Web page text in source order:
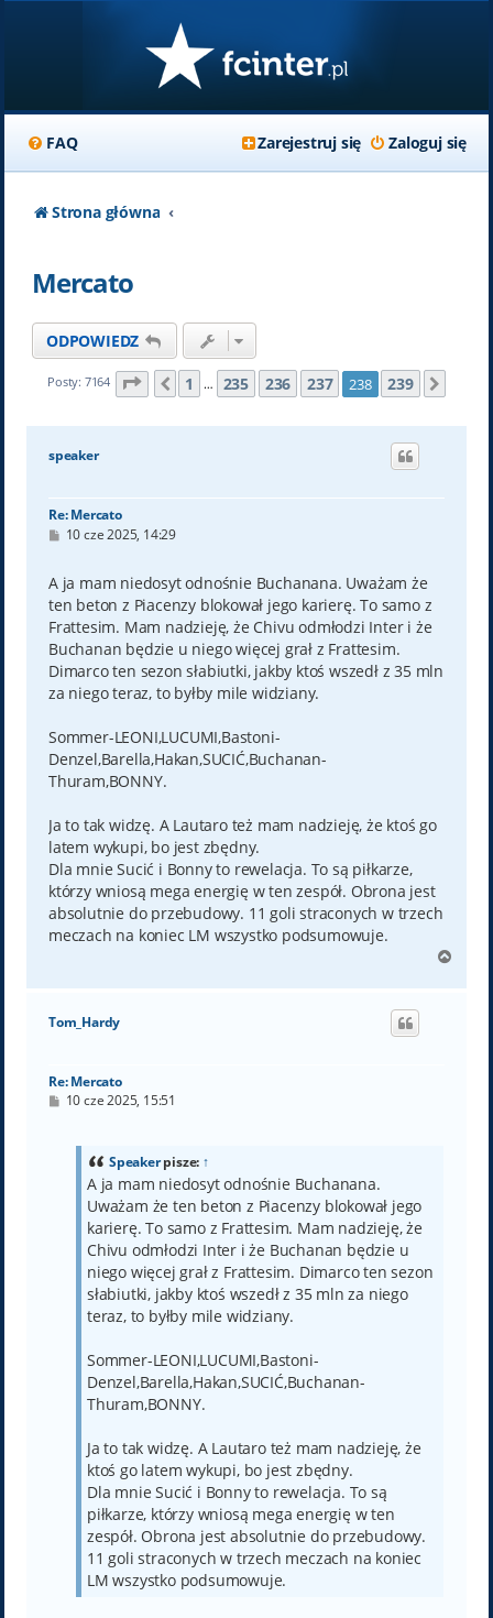
FAQ Zaloguj się
Zarejestruj się
Strona główna
Mercato
ODPOWIEDZ
Posty: 7164 Strona 238 z239
Poprzednia
1 … 235 236 237 238 239
speaker
Re: Mercato
P
t
10 cze 2025, 14:29
A ja mam niedosyt odnośnie Buchanana. Uważam że
ten beton z Piacenzy blokował jego karierę. To samo z
Frattesim. Mam nadzieję, że Chivu odmłodzi Inter i że
Buchanan będzie u niego więcej grał z Frattesim.
Dimarco ten sezon słabiutki, jakby ktoś wszedł z 35 mln
za niego teraz, to byłby mile widziany.
Sommer-LEONI,LUCUMI,Bastoni-
Denzel,Barella,Hakan,SUCIĆ,Buchanan-
Thuram,BONNY.
Ja to tak widzę. A Lautaro też mam nadzieję, że ktoś go
latem wykupi, bo jest zbędny.
Dla mnie Sucić i Bonny to rewelacja. To są piłkarze,
którzy wniosą mega energię w ten zespół. Obrona jest
absolutnie do przebudowy. 11 goli straconych w trzech
meczach na koniec LM wszystko podsumowuje.
g
Tom_Hardy
Re: Mercato
P10 cze 2025, 15:51
Speakerpisze: ↑
A ja mam niedosyt odnośnie Buchanana.
Uważam że ten beton z Piacenzy blokował jego
karierę. To samo z Frattesim. Mam nadzieję, że
Chivu odmłodzi Inter i że Buchanan będzie u
niego więcej grał z Frattesim. Dimarco ten sezon
słabiutki, jakby ktoś wszedł z 35 mln za niego
teraz, to byłby mile widziany.
Sommer-LEONI,LUCUMI,Bastoni-
Denzel,Barella,Hakan,SUCIĆ,Buchanan-
Thuram,BONNY.
Ja to tak widzę. A Lautaro też mam nadzieję, że
ktoś go latem wykupi, bo jest zbędny.
Dla mnie Sucić i Bonny to rewelacja. To są
piłkarze, którzy wniosą mega energię w ten
zespół. Obrona jest absolutnie do przebudowy.
11 goli straconych w trzech meczach na koniec
LM wszystko podsumowuje.